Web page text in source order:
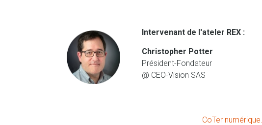
Intervenant de l'ateler REX :
Christopher Potter
Président-Fondateur
@ CEO-Vision SAS
CoTer numérique...